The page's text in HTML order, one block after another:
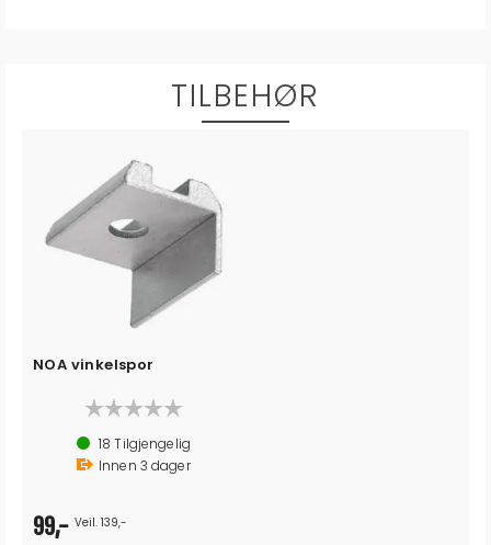
TILBEHØR
NOA vinkelspor
18 Tilgjengelig
Innen 3 dager
99,- Veil. 139,-